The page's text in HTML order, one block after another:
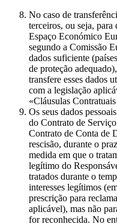
No caso de
terceiros, ou seja, para
Espaço Económico
segundo a Comissão
dados suficiente
de proteção
transfere esses dados
com a legislação
«Cláusulas
Os seus dados
do Contrato de
Contrato de Conta de
rescisão, durante o
medida em que o
legítimo do
tratados durante o
interesses legítimos
prescrição para
aplicável), mas não
for reconhecida. No